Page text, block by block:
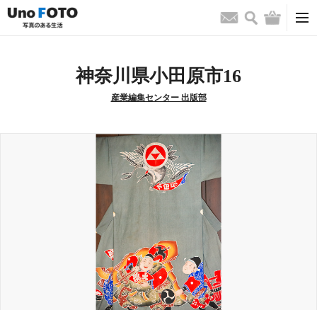
お問い合わせ
検索 バッグ
神奈川県小田原市16
産業編集センター 出版部